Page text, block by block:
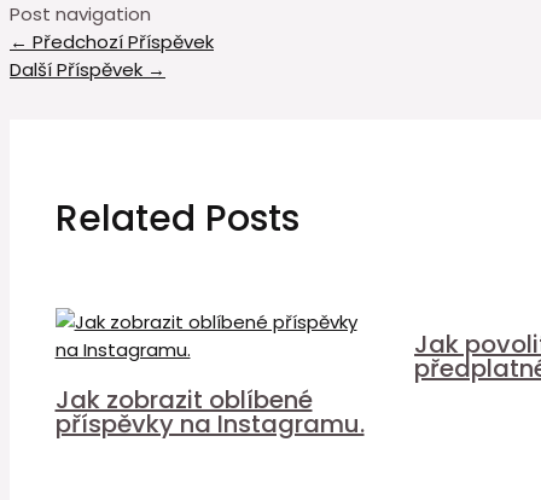
Post navigation
← Předchozí Příspěvek
Další Příspěvek →
Related Posts
Jak zobrazit oblíbené
příspěvky na Instagramu.
Jak